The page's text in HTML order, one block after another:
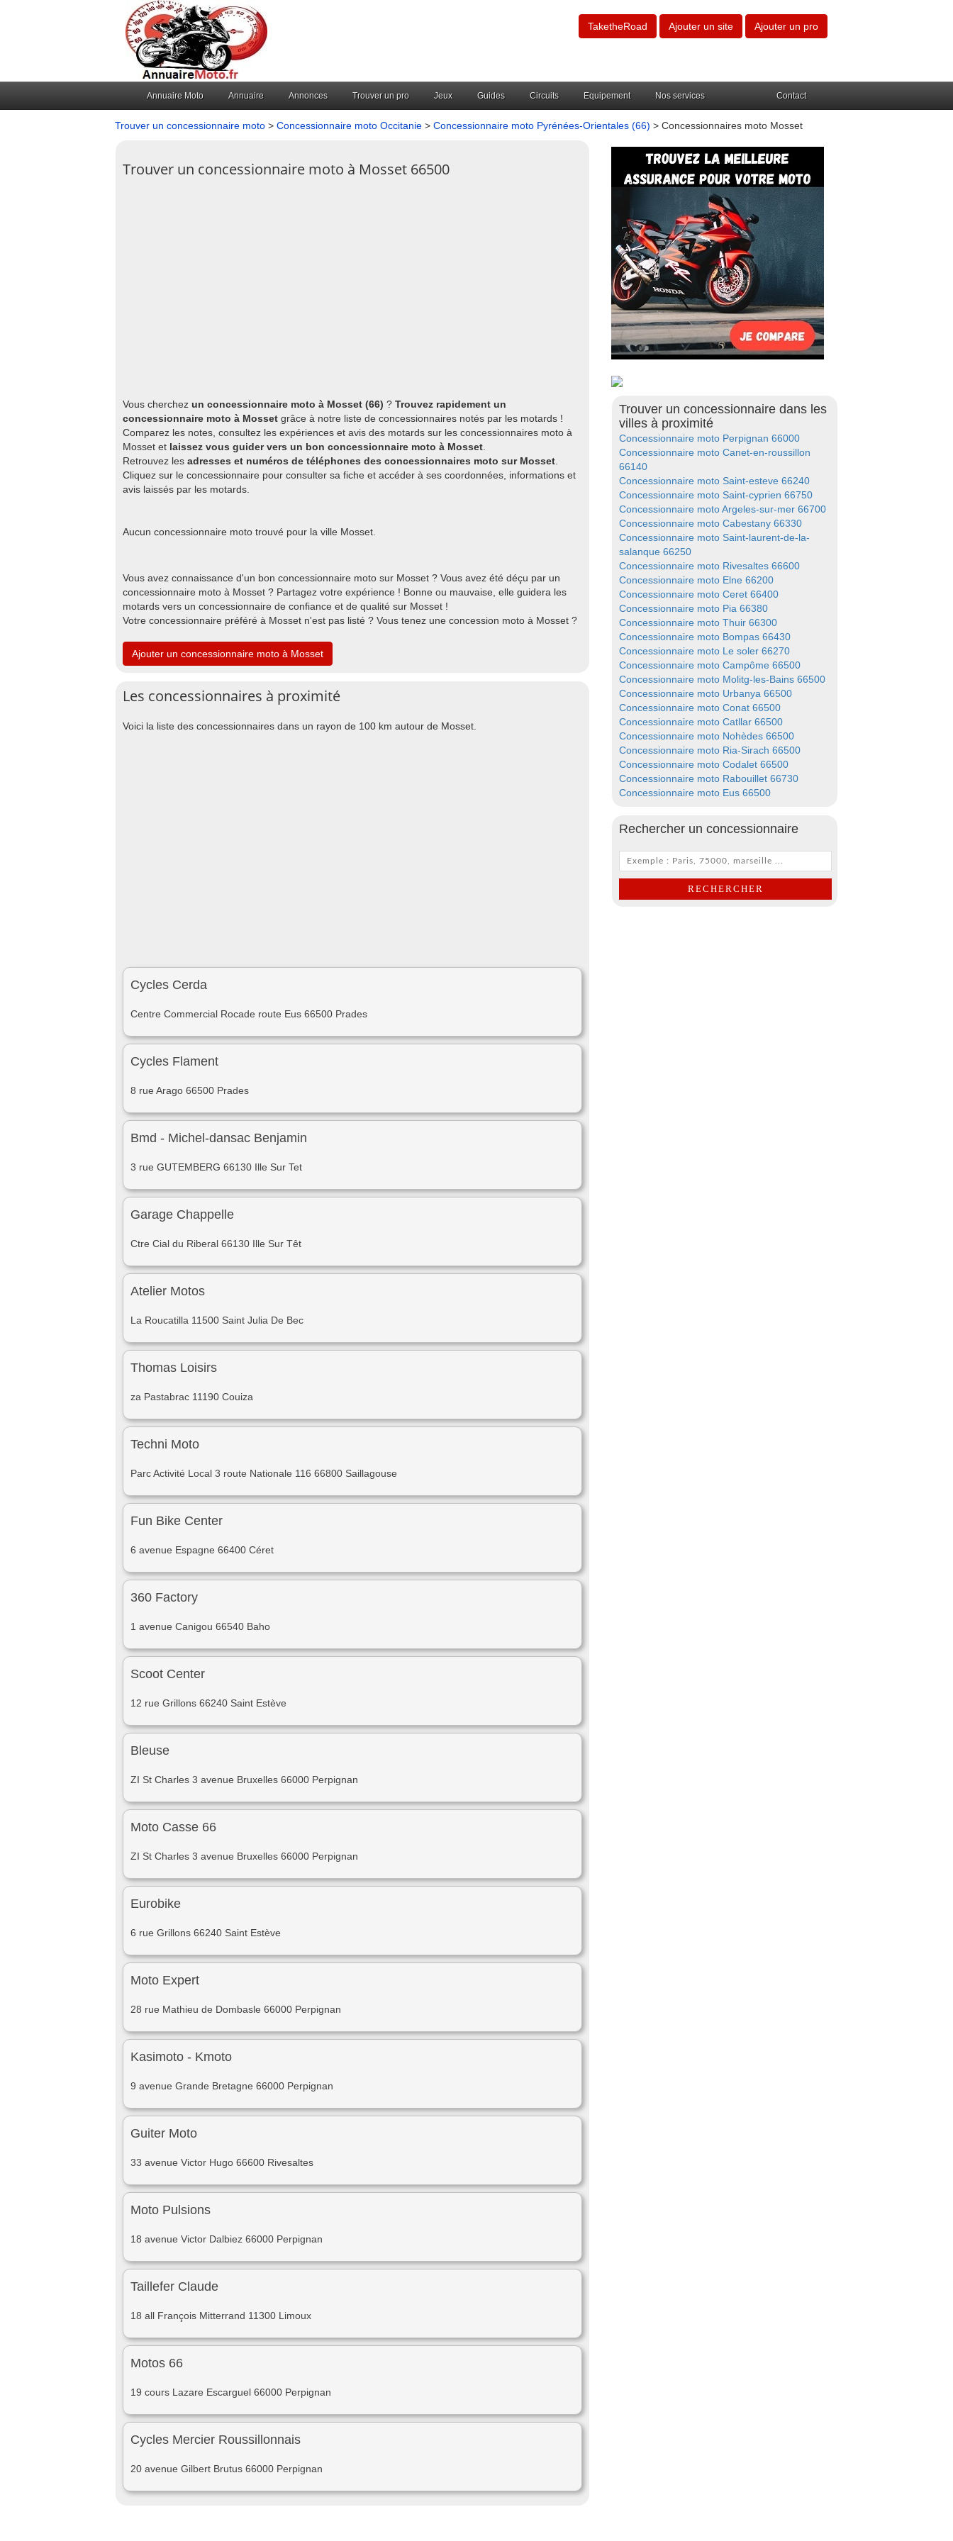
TaketheRoad Ajouter un site Ajouter un pro
Annuaire Moto Annuaire Annonces Trouver un pro Jeux Guides Circuits Equipement Nos services Contact
Trouver un concessionnaire moto > Concessionnaire moto Occitanie > Concessionnaire moto Pyrénées-Orientales (66) > Concessionnaires moto Mosset
Trouver un concessionnaire moto à Mosset 66500
Vous cherchez un concessionnaire moto à Mosset (66) ? Trouvez rapidement un
concessionnaire moto à Mosset grâce à notre liste de concessionnaires notés par les motards !
Comparez les notes, consultez les expériences et avis des motards sur les concessionnaires moto à
Mosset et laissez vous guider vers un bon concessionnaire moto à Mosset
Retrouvez les adresses et numéros de téléphones des concessionnaires moto sur Mosset
Cliquez sur le concessionnaire pour consulter sa fiche et accéder à ses coordonnées, informations et
avis laissés par les motards.
Aucun concessionnaire moto trouvé pour la ville Mosset.
Vous avez connaissance d'un bon concessionnaire moto sur Mosset ? Vous avez été déçu par un
concessionnaire moto à Mosset ? Partagez votre expérience ! Bonne ou mauvaise, elle guidera les
motards vers un concessionnaire de confiance et de qualité sur Mosset !
Votre concessionnaire préféré à Mosset n'est pas listé ? Vous tenez une concession moto à Mosset ?
Ajouter un concessionnaire moto à Mosset
Les concessionnaires à proximité
Voici la liste des concessionnaires dans un rayon de 100 km autour de Mosset.
Cycles Cerda
Centre Commercial Rocade route Eus 66500 Prades
Cycles Flament
8 rue Arago 66500 Prades
Bmd - Michel-dansac Benjamin
3 rue GUTEMBERG 66130 Ille Sur Tet
Garage Chappelle
Ctre Cial du Riberal 66130 Ille Sur Têt
Atelier Motos
La Roucatilla 11500 Saint Julia De Bec
Thomas Loisirs
za Pastabrac 11190 Couiza
Techni Moto
Parc Activité Local 3 route Nationale 116 66800 Saillagouse
Fun Bike Center
6 avenue Espagne 66400 Céret
360 Factory
1 avenue Canigou 66540 Baho
Scoot Center
12 rue Grillons 66240 Saint Estève
Bleuse
ZI St Charles 3 avenue Bruxelles 66000 Perpignan
Moto Casse 66
ZI St Charles 3 avenue Bruxelles 66000 Perpignan
Eurobike
6 rue Grillons 66240 Saint Estève
Moto Expert
28 rue Mathieu de Dombasle 66000 Perpignan
Kasimoto - Kmoto
9 avenue Grande Bretagne 66000 Perpignan
Guiter Moto
33 avenue Victor Hugo 66600 Rivesaltes
Moto Pulsions
18 avenue Victor Dalbiez 66000 Perpignan
Taillefer Claude
18 all François Mitterrand 11300 Limoux
Motos 66
19 cours Lazare Escarguel 66000 Perpignan
Cycles Mercier Roussillonnais
20 avenue Gilbert Brutus 66000 Perpignan
Trouver un concessionnaire dans les
villes à proximité
Concessionnaire moto Perpignan 66000
Concessionnaire moto Canet-en-roussillon
66140
Concessionnaire moto Saint-esteve 66240
Concessionnaire moto Saint-cyprien 66750
Concessionnaire moto Argeles-sur-mer 66700
Concessionnaire moto Cabestany 66330
Concessionnaire moto Saint-laurent-de-la-
salanque 66250
Concessionnaire moto Rivesaltes 66600
Concessionnaire moto Elne 66200
Concessionnaire moto Ceret 66400
Concessionnaire moto Pia 66380
Concessionnaire moto Thuir 66300
Concessionnaire moto Bompas 66430
Concessionnaire moto Le soler 66270
Concessionnaire moto Campôme 66500
Concessionnaire moto Molitg-les-Bains 66500
Concessionnaire moto Urbanya 66500
Concessionnaire moto Conat 66500
Concessionnaire moto Catllar 66500
Concessionnaire moto Nohèdes 66500
Concessionnaire moto Ria-Sirach 66500
Concessionnaire moto Codalet 66500
Concessionnaire moto Rabouillet 66730
Concessionnaire moto Eus 66500
Rechercher un concessionnaire